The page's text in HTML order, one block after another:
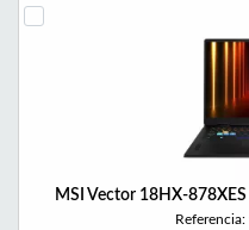
MSI Vector 18HX-